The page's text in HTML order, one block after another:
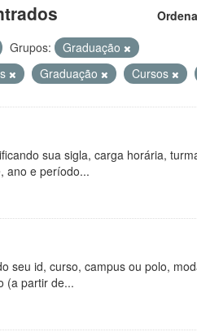
Grupos:
Graduação
Graduação Cursos
sua sigla, carga horária,
ano e período...
seu id, curso, campus ou polo,
(a partir de...